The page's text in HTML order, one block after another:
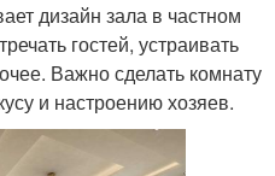
дизайн зала в частном
гостей, устраивать
Важно сделать комнату
и настроению хозяев.